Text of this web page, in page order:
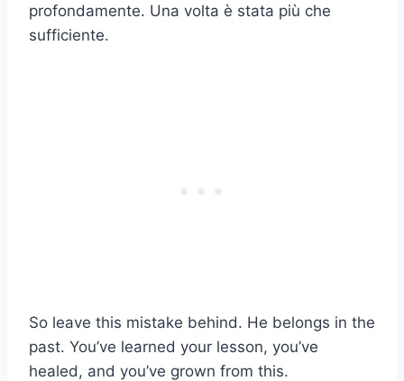
profondamente. Una volta è stata più che
sufficiente.
So leave this mistake behind. He belongs in the
past. You’ve learned your lesson, you’ve
healed, and you’ve grown from this.